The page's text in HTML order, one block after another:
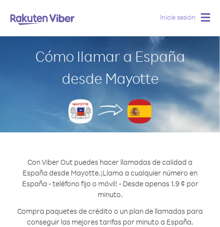
Inicie sesión
Cómo llamar a España
desde Mayotte
Con Viber Out puedes hacer llamadas de calidad a
España desde Mayotte.¡Llama a cualquier número en
España - teléfono fijo o móvil! - Desde apenas 1.9 ¢ por
minuto.
Compra paquetes de crédito o un plan de llamadas para
conseguir las mejores tarifas por minuto a España.